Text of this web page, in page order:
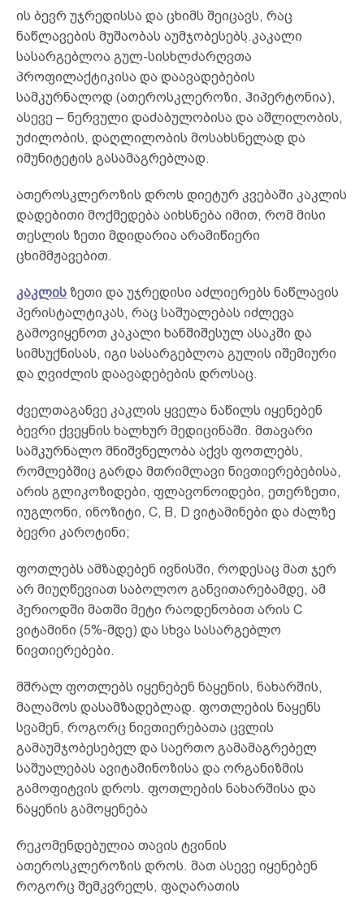
ის ბევრ უჯრედისსა და ცხიმს შეიცავს, რაც
ნაწლავების მუშაობას აუმჯობესებს.კაკალი
სასარგებლოა გულ-სისხლძარღვთა
პროფილაქტიკისა და დაავადებების
სამკურნალოდ (ათეროსკლეროზი, ჰიპერტონია),
ასევე – ნერვული დაძაბულობისა და აშლილობის,
უძილობის, დაღლილობის მოსახსნელად და
იმუნიტეტის გასამაგრებლად.
ათეროსკლეროზის დროს დიეტურ კვებაში კაკლის
დადებითი მოქმედება აიხსნება იმით, რომ მისი
თესლის ზეთი მდიდარია არამიწიერი
ცხიმმჟავებით.
კაკლის ზეთი და უჯრედისი აძლიერებს ნაწლავის
პერისტალტიკას, რაც საშუალებას იძლევა
გამოვიყენოთ კაკალი ხანშიშესულ ასაკში და
სიმსუქნისას, იგი სასარგებლოა გულის იშემიური
და ღვიძლის დაავადებების დროსაც.
ძველთაგანვე კაკლის ყველა ნაწილს იყენებენ
ბევრი ქვეყნის ხალხურ მედიცინაში. მთავარი
სამკურნალო მნიშვნელობა აქვს ფოთლებს,
რომლებშიც გარდა მთრიმლავი ნივთიერებებისა,
არის გლიკოზიდები, ფლავონოიდები, ეთერზეთი,
იუგლონი, ინოზიტი, C, B, D ვიტამინები და ძალზე
ბევრი კაროტინი;
ფოთლებს ამზადებენ ივნისში, როდესაც მათ ჯერ
არ მიუღწევიათ საბოლოო განვითარებამდე, ამ
პერიოდში მათში მეტი რაოდენობით არის C
ვიტამინი (5%-მდე) და სხვა სასარგებლო
ნივთიერებები.
მშრალ ფოთლებს იყენებენ ნაყენის, ნახარშის,
მალამოს დასამზადებლად. ფოთლების ნაყენს
სვამენ, როგორც ნივთიერებათა ცვლის
გამაუმჯობესებელ და საერთო გამამაგრებელ
საშუალებას ავიტამინოზისა და ორგანიზმის
გამოფიტვის დროს. ფოთლების ნახარშისა და
ნაყენის გამოყენება
რეკომენდებულია თავის ტვინის
ათეროსკლეროზის დროს. მათ ასევე იყენებენ
როგორც შემკვრელს, ფაღარათის